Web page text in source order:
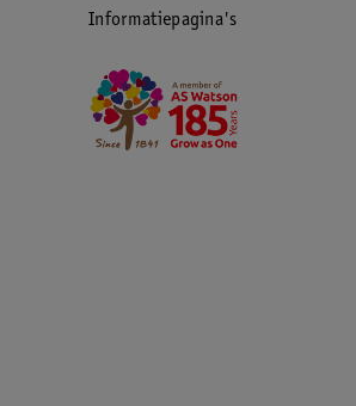
Informatiepagina's